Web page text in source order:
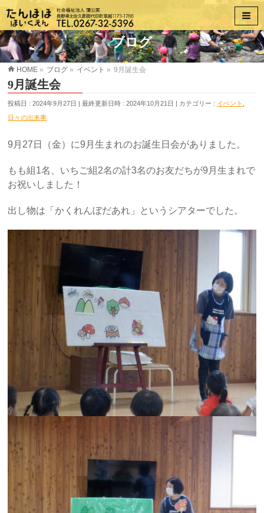
ブログ
HOME » ブログ » イベント » 9月誕生会
9月誕生会
投稿日 : 2024年9月27日 最終更新日時 : 2024年10月21日 カテゴリー : イベント
日々の出来事
9月27日（金）に9月生まれのお誕生日会がありました。
もも組1名、いちご組2名の計3名のお友だちが9月生まれで
お祝いしました！
出し物は「かくれんぼだあれ」というシアターでした。